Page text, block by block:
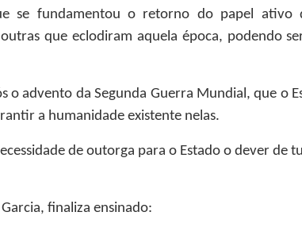
se fundamentou o retorno do papel ativo
que eclodiram aquela época, podendo
advento da Segunda Guerra Mundial, que o
a humanidade existente nelas.
de outorga para o Estado o dever de
finaliza ensinado: